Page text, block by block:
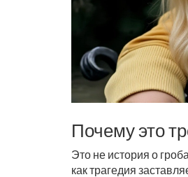
Почему это
Это не история о
как трагедия